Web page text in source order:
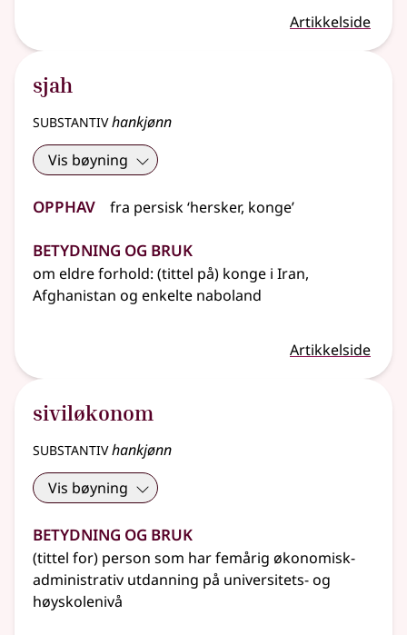
Artikkelside
sjah
substantivhankjønn
Vis bøyning
Opphav fra persisk ‘hersker, konge’
Betydning og bruk
om eldre forhold: (tittel på) konge i Iran,
Afghanistan og enkelte naboland
Artikkelside
siviløkonom
substantivhankjønn
Vis bøyning
Betydning og bruk
(tittel for) person som har femårig økonomisk-
administrativ utdanning på universitets- og
høyskolenivå